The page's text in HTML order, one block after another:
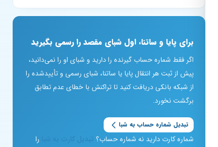
برای پایا و ساتنا، اول شبای مقصد را رسمی بگیرید
اگر فقط شماره حساب گیرنده را دارید و شبای او را نمی‌دانید،
پیش از ثبت هر انتقال پایا یا ساتنا، شبای رسمی و تأییدشده را
از شبکه بانکی دریافت کنید تا تراکنش با خطای عدم تطابق
برگشت نخورد.
تبدیل شماره حساب به شبا
شماره کارت دارید نه شماره حساب؟تبدیل کارت به شبا